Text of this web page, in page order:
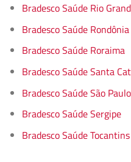
Bradesco Saúde Rio
Bradesco Saúde Rondônia
Bradesco Saúde Roraima
Bradesco Saúde Santa
Bradesco Saúde São Paulo
Bradesco Saúde Sergipe
Bradesco Saúde Tocantins